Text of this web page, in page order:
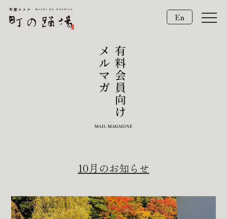
En
10月のお知らせ